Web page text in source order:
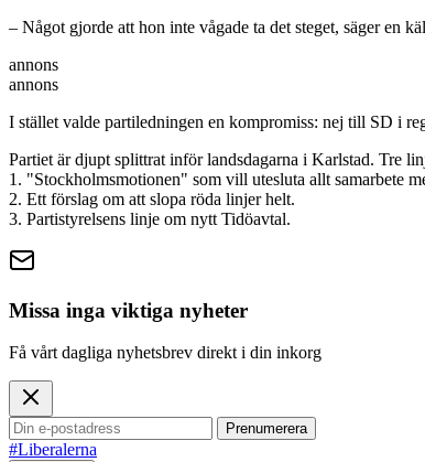
– Något gjorde att hon inte vågade ta det steget, säger en
annons
annons
I stället valde partiledningen en kompromiss: nej till SD i
Partiet är djupt splittrat inför landsdagarna i Karlstad. Tre
1. "Stockholmsmotionen" som vill utesluta allt samarbete
2. Ett förslag om att slopa röda linjer helt.
3. Partistyrelsens linje om nytt Tidöavtal.
Missa inga viktiga nyheter
Få vårt dagliga nyhetsbrev direkt i din inkorg
Prenumerera
#Liberalerna